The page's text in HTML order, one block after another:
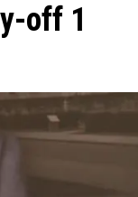
off 1